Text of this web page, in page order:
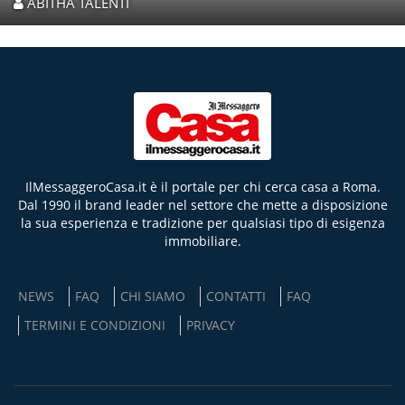
IlMessaggeroCasa.it è il portale per chi cerca casa a Roma.
Dal 1990 il brand leader nel settore che mette a disposizione
la sua esperienza e tradizione per qualsiasi tipo di esigenza
immobiliare.
NEWS FAQ CHI SIAMO CONTATTI
FAQ
TERMINI E CONDIZIONI
PRIVACY